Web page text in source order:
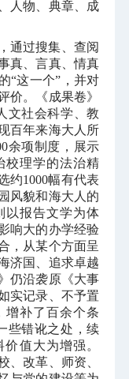
人物、典章、成
通过搜集、查阅
真、言真、情真
“这一个”，并对
价。《成果卷》
文社会科学、教
百年来海大人所
余项制度，展示
校理学的法治精
约1000幅有代表
风貌和海大人的
以报告文学为体
响大的办学经验
，从某个方面呈
济国、追求卓越
仍沿袭原《大事
实记录、不予置
增补了百余个条
些错讹之处，续
值大为增强。
、改革、师资、